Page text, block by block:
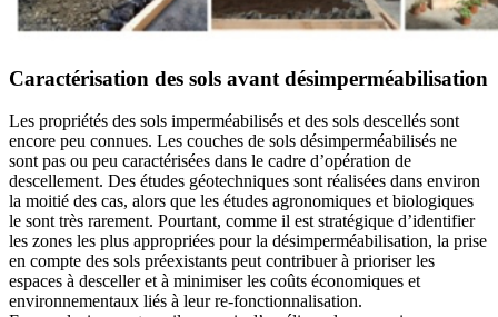
Caractérisation des sols avant désimperméabilisation
Les propriétés des sols imperméabilisés et des sols descellés sont
encore peu connues. Les couches de sols désimperméabilisés ne
sont pas ou peu caractérisées dans le cadre d’opération de
descellement. Des études géotechniques sont réalisées dans environ
la moitié des cas, alors que les études agronomiques et biologiques
le sont très rarement. Pourtant, comme il est stratégique d’identifier
les zones les plus appropriées pour la désimperméabilisation, la prise
en compte des sols préexistants peut contribuer à prioriser les
espaces à desceller et à minimiser les coûts économiques et
environnementaux liés à leur re-fonctionnalisation.